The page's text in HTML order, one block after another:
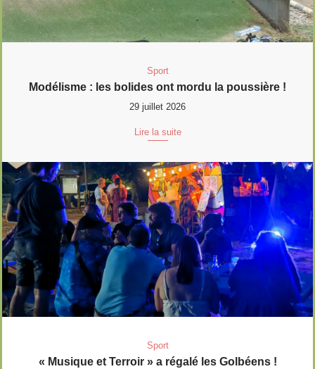
Sport
Modélisme : les bolides ont mordu la poussière !
29 juillet 2026
Lire la suite
Sport
« Musique et Terroir » a régalé les Golbéens !